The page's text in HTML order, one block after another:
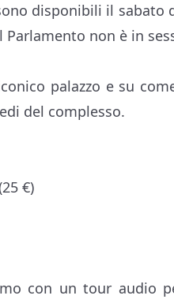
disponibili il sabato
non è in
palazzo e su
del complesso.
€)
con un tour audio